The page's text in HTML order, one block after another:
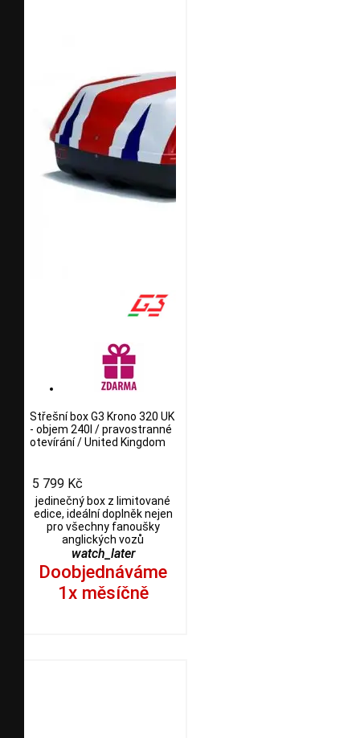
Střešní box G3 Krono 320 UK
- objem 240l / pravostranné
otevírání / United Kingdom
5 799 Kč
jedinečný box z limitované
edice, ideální doplněk nejen
pro všechny fanoušky
anglických vozů
watch_later
Doobjednáváme
1x měsíčně